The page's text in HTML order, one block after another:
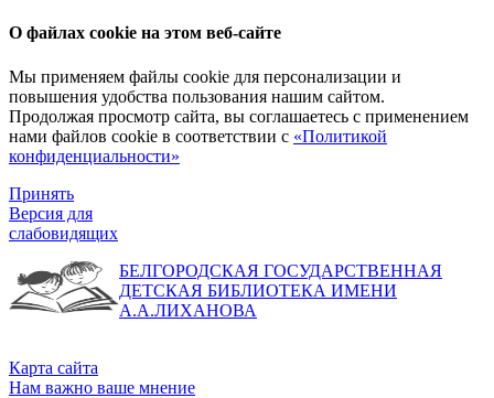
О файлах cookie на этом веб-сайте
Мы применяем файлы cookie для персонализации и
повышения удобства пользования нашим сайтом.
Продолжая просмотр сайта, вы соглашаетесь с применением
нами файлов cookie в соответствии с «Политикой
конфиденциальности»
Принять
Версия для
слабовидящих
БЕЛГОРОДСКАЯ ГОСУДАРСТВЕННАЯ
ДЕТСКАЯ БИБЛИОТЕКА ИМЕНИ
А.А.ЛИХАНОВА
Карта сайта
Нам важно ваше мнение